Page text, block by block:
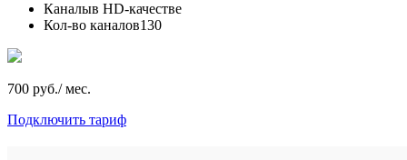
Каналыв HD-качестве
Кол-во каналов130
700 руб./ мес.
Подключить тариф